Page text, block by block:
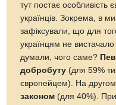
тут постає особливість
українців. Зокрема, в
зафіксували, що для
українцям не
думали, чого саме?
добробуту (для 59%
європейцем). На
законом (для 40%).